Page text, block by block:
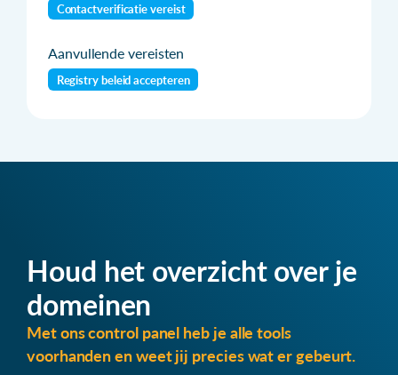
Contactverificatie vereist
Aanvullende vereisten
Registry beleid accepteren
Houd het overzicht over je
domeinen
Met ons control panel heb je alle tools
voorhanden en weet jij precies wat er gebeurt.